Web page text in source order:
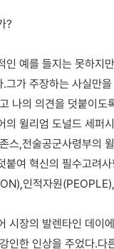
?
인 예를 들지는 못하지
가 주장하는 사실만
나의 의견을 덧붙이도
윌리엄 도널드 세퍼
스,전술공군사령부의
붙여 혁신의 필수고려
인적자원
시장의 발렌타인 데이
인한 인상을 주었다.다